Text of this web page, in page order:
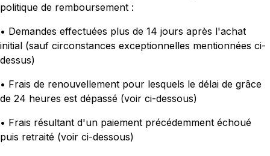
politique de remboursement :
• Demandes effectuées plus de 14 jours après l'achat
initial (sauf circonstances exceptionnelles mentionnées ci-
dessus)
• Frais de renouvellement pour lesquels le délai de grâce
de 24 heures est dépassé (voir ci-dessous)
• Frais résultant d'un paiement précédemment échoué
puis retraité (voir ci-dessous)